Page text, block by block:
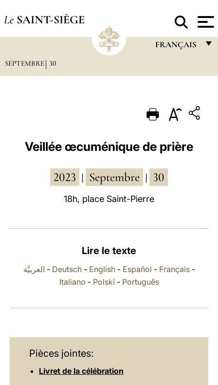
Le SAINT-SIÈGE
FRANÇAIS
PORTUGUÊS
ESPAÑOL
POLSKI
SEPTEMBRE 30
Veillée œcuménique de prière
2023 Septembre 30
18h, place Saint-Pierre
Lire le texte
العربيَّة - Deutsch- English- Español - Français-
Italiano - Polski - Português
Pièces jointes:
Livret de la célébration